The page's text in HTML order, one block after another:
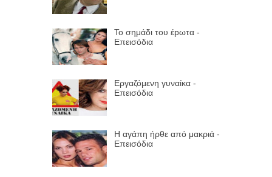
Το σημάδι του έpωτα -
Επεισόδια
Εργαζόμενη γυναίκα -
Επεισόδια
Η αγάπη ήρθε από μακριά -
Επεισόδια